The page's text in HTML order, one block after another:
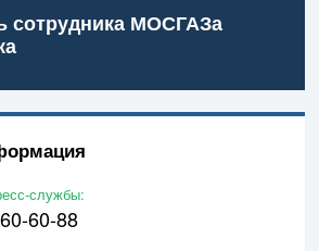
сотрудника МОСГАЗа
службы:
60-88